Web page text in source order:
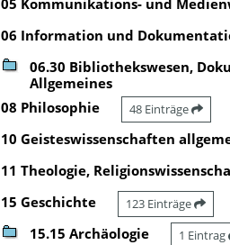
05 Kommunikations- und
06 Information und
06.30 Bibliothekswesen,
Allgemeines
08 Philosophie 48 Einträge
10 Geisteswissenschaften
11 Theologie,
15 Geschichte 123 Einträge
15.15 Archäologie 1 Eintrag